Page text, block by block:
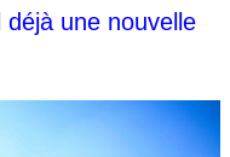
une nouvelle